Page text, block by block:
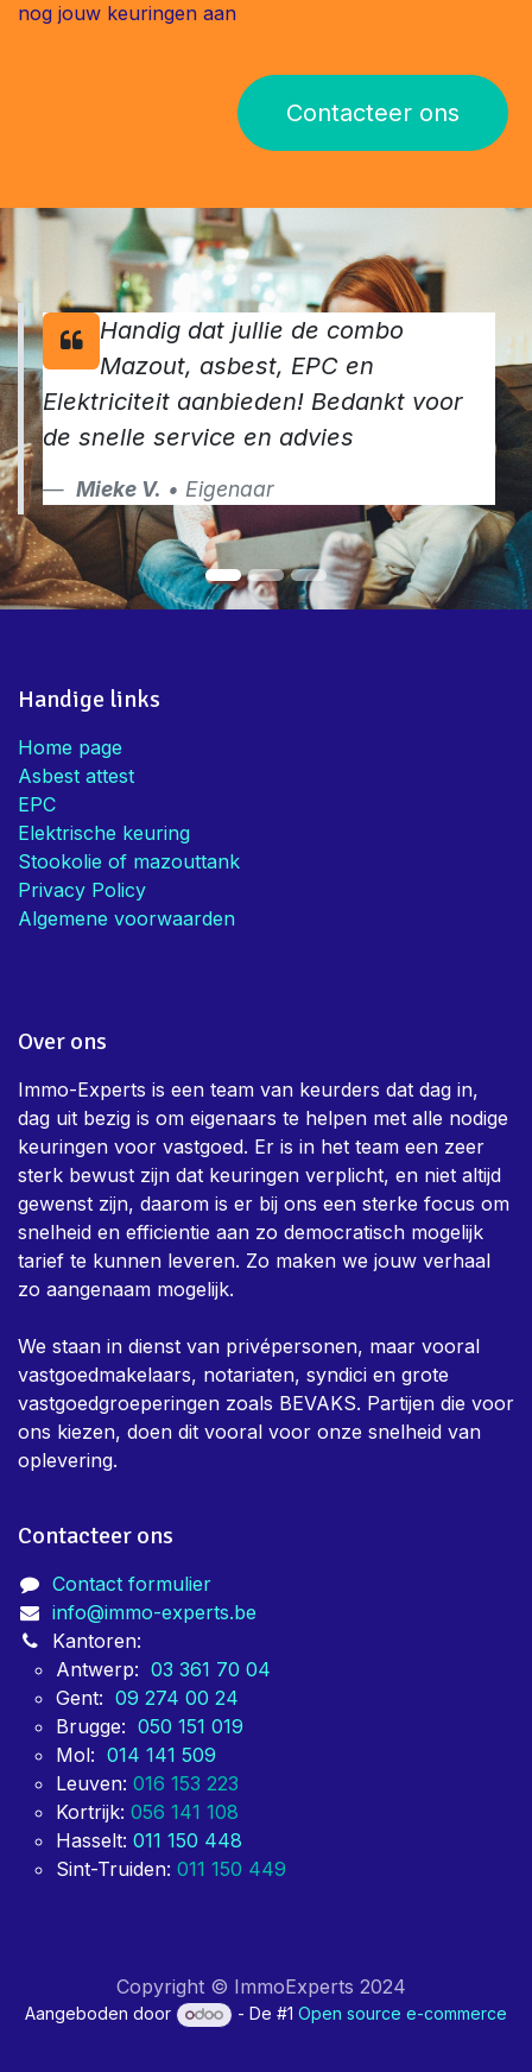
nog jouw keuringen aan
Contacteer ons
Handig dat jullie de combo
Mazout, asbest, EPC en
Elektriciteit aanbieden! Bedankt voor
de snelle service en advies
Mieke V. • Eigenaar
Handige links
Home page
Asbest attest
EPC
Elektrische keuring
Stookolie of mazouttank
Privacy Policy
Algemene voorwaarden
Over ons
Immo-Experts is een team van keurders dat dag in,
dag uit bezig is om eigenaars te helpen met alle nodige
keuringen voor vastgoed. Er is in het team een zeer
sterk bewust zijn dat keuringen verplicht, en niet altijd
gewenst zijn, daarom is er bij ons een sterke focus om
snelheid en efficientie aan zo democratisch mogelijk
tarief te kunnen leveren. Zo maken we jouw verhaal
zo aangenaam mogelijk.
We staan in dienst van privépersonen, maar vooral
vastgoedmakelaars, notariaten, syndici en grote
vastgoedgroeperingen zoals BEVAKS. Partijen die voor
ons kiezen, doen dit vooral voor onze snelheid van
oplevering.
Contacteer ons
Contact formulier
info@immo-experts.be
Kantoren:
Antwerp: 03 361 70 04
Gent: 09 274 00 24
Brugge: 050 151 019
Mol: 014 141 509
Leuven: 016 153 223
Kortrijk: 056 141 108
Hasselt: 011 150 448
Sint-Truiden: 011 150 449
Copyright © ImmoExperts 2024
Aangeboden door - De #1Open source e-commerce